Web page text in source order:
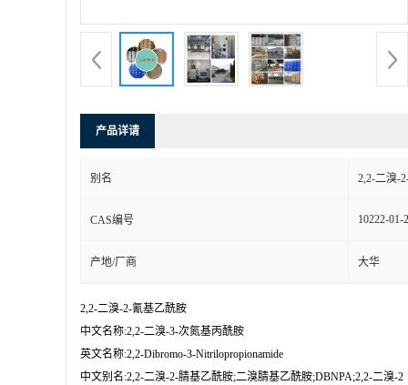
产品详请
别名 2,2-二溴-
CAS编号 10222-01-2
产地/厂商 大华
2,2-二溴-2-氰基乙酰胺
中文名称:2,2-二溴-3-次氮基丙酰胺
英文名称:2,2-Dibromo-3-Nitrilopropionamide
中文别名:2,2-二溴-2-腈基乙酰胺;二溴腈基乙酰胺;DBNPA;2,2-二溴-2